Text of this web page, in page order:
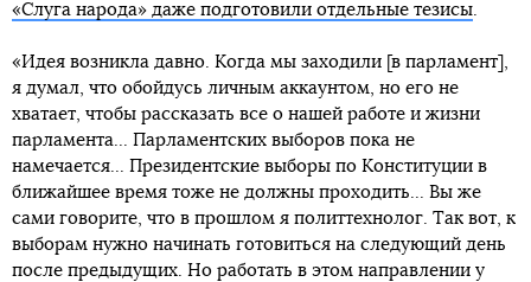
«Слуга народа» даже подготовили отдельные тезисы.
«Идея возникла давно. Когда мы заходили [в парламент],
я думал, что обойдусь личным аккаунтом, но его не
хватает, чтобы рассказать все о нашей работе и жизни
парламента... Парламентских выборов пока не
намечается... Президентские выборы по Конституции в
ближайшее время тоже не должны проходить... Вы же
сами говорите, что в прошлом я политтехнолог. Так вот, к
выборам нужно начинать готовиться на следующий день
после предыдущих. Но работать в этом направлении у